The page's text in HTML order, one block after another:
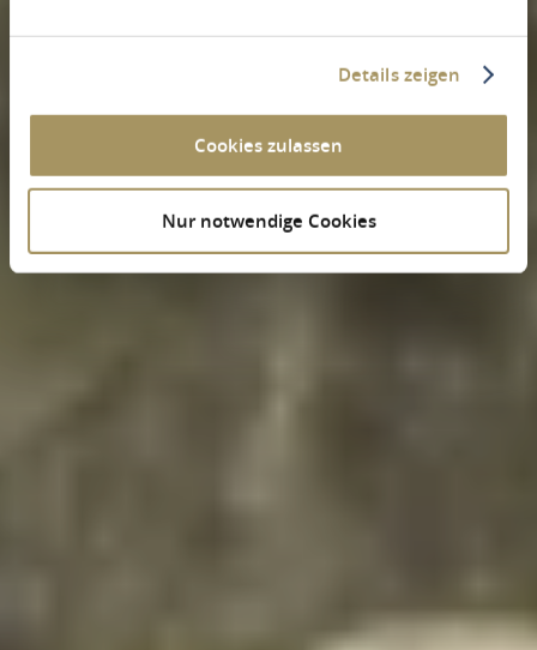
Details zeigen
Cookies zulassen
Nur notwendige Cookies